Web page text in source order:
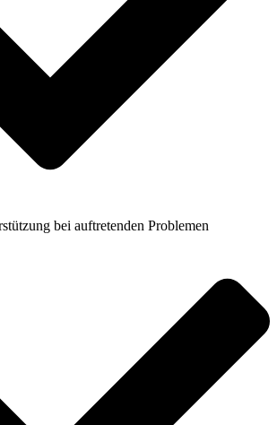
bei auftretenden Problemen